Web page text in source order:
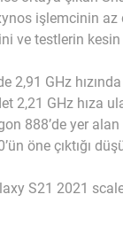
işlemcinin
ve testlerin
2,91 GHz
2,21 GHz hıza
888’de yer
öne çıktığı